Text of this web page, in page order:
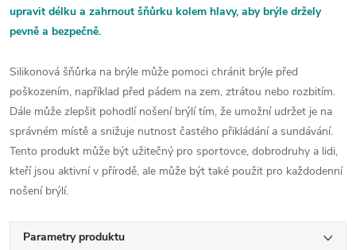
upravit délku a zahrnout šňůrku kolem hlavy, aby brýle držely
pevně a bezpečně.
Silikonová šňůrka na brýle může pomoci chránit brýle před
poškozením, například před pádem na zem, ztrátou nebo rozbitím.
Dále může zlepšit pohodlí nošení brýlí tím, že umožní udržet je na
správném místě a snižuje nutnost častého přikládání a sundávání.
Tento produkt může být užitečný pro sportovce, dobrodruhy a lidi,
kteří jsou aktivní v přírodě, ale může být také použit pro každodenní
nošení brýlí.
Parametry produktu